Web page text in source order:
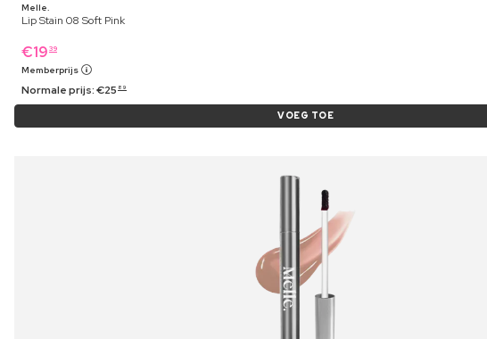
Melle.
Lip Stain 08 Soft Pink
€19 39
Memberprijs
Normale prijs:€25 89
VOEG TOE